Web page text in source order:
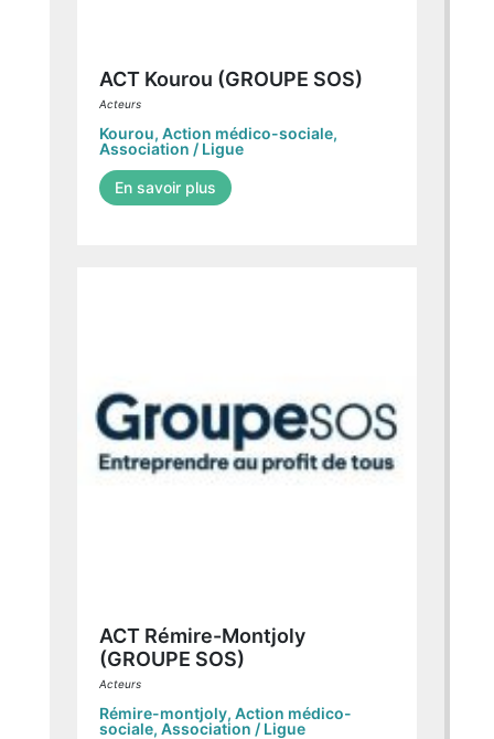
ACT Kourou (GROUPE SOS)
Acteurs
Kourou, Action médico-sociale,
Association / Ligue
En savoir plus
ACT Rémire-Montjoly
(GROUPE SOS)
Acteurs
Rémire-montjoly, Action médico-
sociale, Association / Ligue